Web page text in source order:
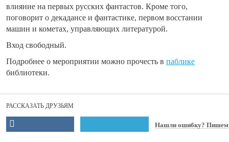
влияние на первых русских фантастов. Кроме того,
поговорит о декадансе и фантастике, первом восстании
машин и кометах, управляющих литературой.
Вход свободный.
Подробнее о мероприятии можно прочесть в паблике
библиотеки.
РАССКАЗАТЬ ДРУЗЬЯМ
Нашли ошибку? Пишем